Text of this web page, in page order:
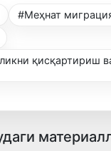
#Меҳнат
қисқартириш